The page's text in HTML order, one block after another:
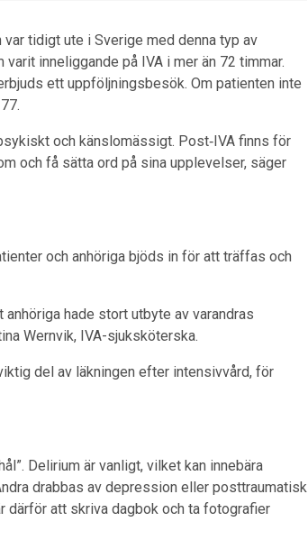
tidigt ute i Sverige med denna typ av
inneliggande på IVA i mer än 72 timmar.
ett uppföljningsbesök. Om patienten inte
och känslomässigt. Post‑IVA finns för
och få sätta ord på sina upplevelser, säger
och anhöriga bjöds in för att träffas och
hade stort utbyte av varandras
Wernvik, IVA-sjuksköterska.
del av läkningen efter intensivvård, för
Delirium är vanligt, vilket kan innebära
drabbas av depression eller posttraumatisk
därför att skriva dagbok och ta fotografier